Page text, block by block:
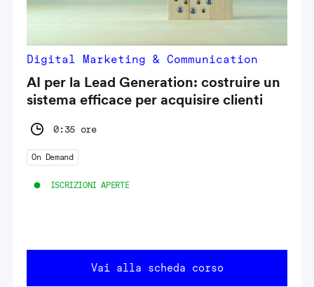
Digital Marketing & Communication
AI per la Lead Generation: costruire un
sistema efficace per acquisire clienti
0:35 ore
On Demand
ISCRIZIONI APERTE
Vai alla scheda corso